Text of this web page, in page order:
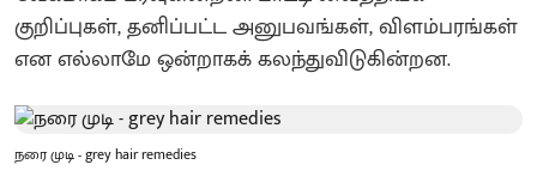
குறிப்புகள், தனிப்பட்ட அனுபவங்கள், விளம்பரங்கள்
என எல்லாமே ஒன்றாகக் கலந்துவிடுகின்றன.
நரை முடி - grey hair remedies